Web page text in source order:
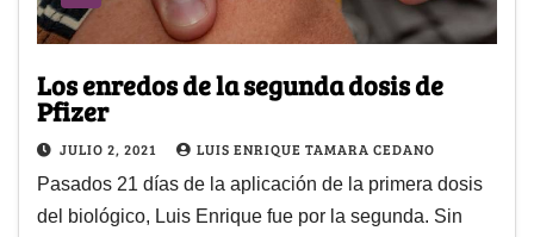
Los enredos de la segunda dosis de
Pfizer
JULIO 2, 2021 LUIS ENRIQUE TAMARA CEDANO
Pasados 21 días de la aplicación de la primera dosis
del biológico, Luis Enrique fue por la segunda. Sin